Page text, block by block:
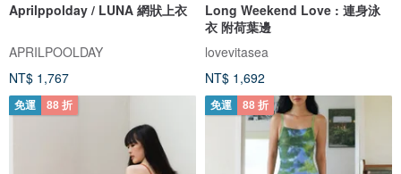
Aprilppolday / LUNA 網狀上衣
APRILPOOLDAY
NT$ 1,767
Long Weekend Love : 連身泳
衣 附荷葉邊
lovevitasea
NT$ 1,692
免運 88 折 免運 88 折